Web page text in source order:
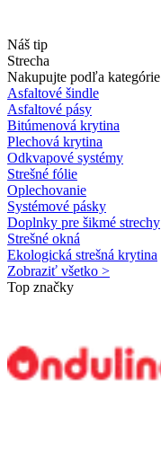
Náš tip
Strecha
Nakupujte podľa kategórie
Asfaltové šindle
Asfaltové pásy
Bitúmenová krytina
Plechová krytina
Odkvapové systémy
Strešné fólie
Oplechovanie
Systémové pásky
Doplnky pre šikmé strechy
Strešné okná
Ekologická strešná krytina
Zobraziť všetko >
Top značky